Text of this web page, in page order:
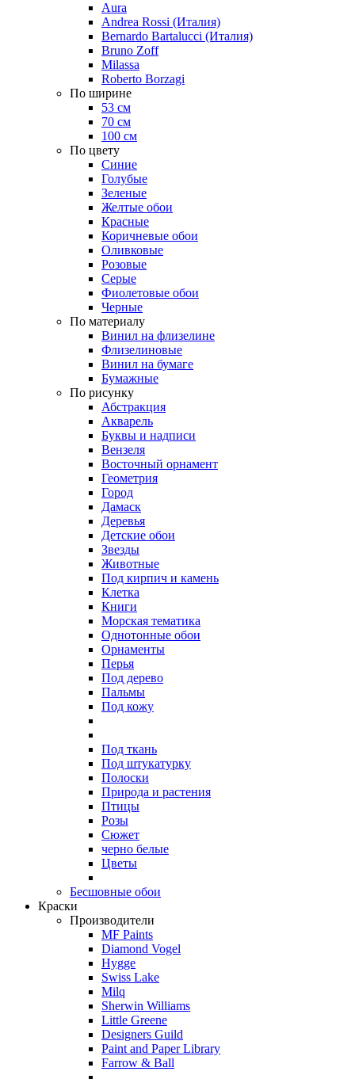
Aura
Andrea Rossi (Италия)
Bernardo Bartalucci (Италия)
Bruno Zoff
Milassa
Roberto Borzagi
По ширине
53 см
70 см
100 см
По цвету
Синие
Голубые
Зеленые
Желтые обои
Красные
Коричневые обои
Оливковые
Розовые
Серые
Фиолетовые обои
Черные
По материалу
Винил на флизелине
Флизелиновые
Винил на бумаге
Бумажные
По рисунку
Абстракция
Акварель
Буквы и надписи
Вензеля
Восточный орнамент
Геометрия
Город
Дамаск
Деревья
Детские обои
Звезды
Животные
Под кирпич и камень
Клетка
Книги
Морская тематика
Однотонные обои
Орнаменты
Перья
Под дерево
Пальмы
Под кожу
Под ткань
Под штукатурку
Полоски
Природа и растения
Птицы
Розы
Сюжет
черно белые
Цветы
Бесшовные обои
Краски
Производители
MF Paints
Diamond Vogel
Hygge
Swiss Lake
Milq
Sherwin Williams
Little Greene
Designers Guild
Paint and Paper Library
Farrow & Ball